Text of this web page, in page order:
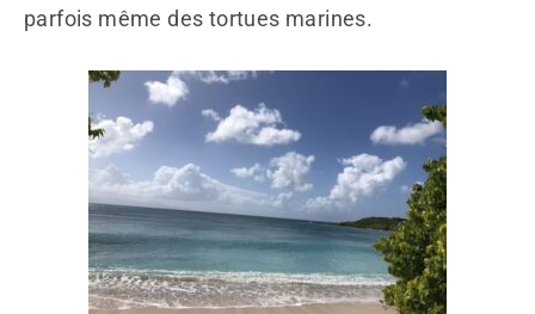
parfois même des tortues marines.